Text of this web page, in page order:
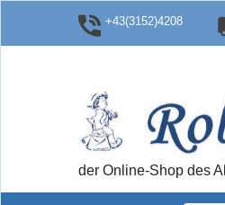
+43(3152)4208
der Online-Shop des